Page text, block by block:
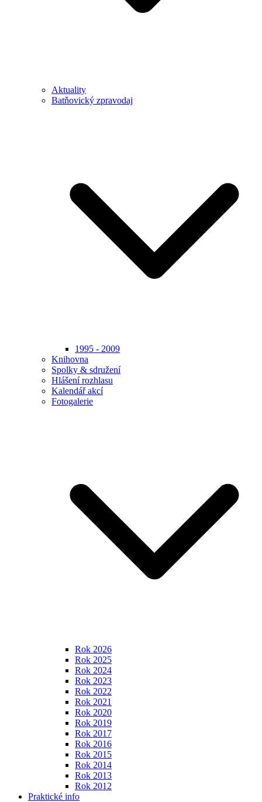
Aktuality
Batňovický zpravodaj
1995 - 2009
Knihovna
Spolky & sdružení
Hlášení rozhlasu
Kalendář akcí
Fotogalerie
Rok 2026
Rok 2025
Rok 2024
Rok 2023
Rok 2022
Rok 2021
Rok 2020
Rok 2019
Rok 2017
Rok 2016
Rok 2015
Rok 2014
Rok 2013
Rok 2012
Praktické info